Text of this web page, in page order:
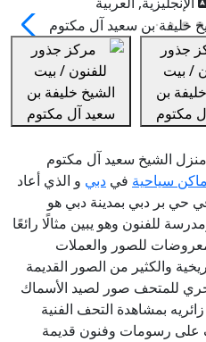
منزل الشيخ سعيد آل مكتوم
سياحية في دبي و الذي أعاد
حي بر دبي بمدينة دبي هو
للفنون وهو يبين مثالًا رائعًا
معروضات للصور والعملات
والكثير من الصور القديمة
للمتحف صور لصيد الأسماك
بمشاهدة التحف الفنية
على رسومات وفنون قديمة